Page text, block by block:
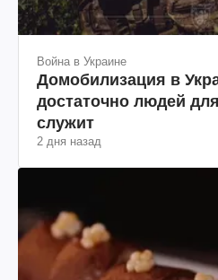
Домобилизация в
достаточно людей
служит